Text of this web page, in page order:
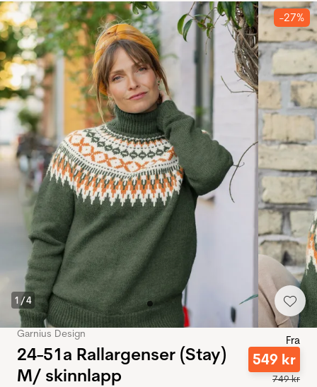
1 /4
-27%
Garnius Design
24-51a Rallargenser (Stay)
M/ skinnlapp
Fra
549 kr
749kr